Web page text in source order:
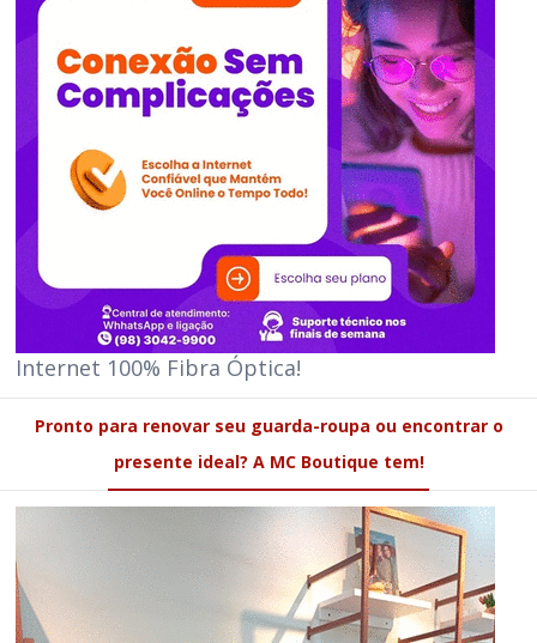
Internet 100% Fibra Óptica!
Pronto para renovar seu guarda-roupa ou encontrar o
presente ideal? A MC Boutique tem!